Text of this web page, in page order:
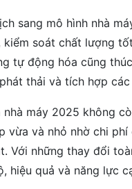
sang mô hình nhà
kiểm soát chất lượng
tự động hóa cũng
thải và tích hợp
nhà máy 2025 không
vừa và nhỏ nhờ chi
Với những thay đổi
hiệu quả và năng lực